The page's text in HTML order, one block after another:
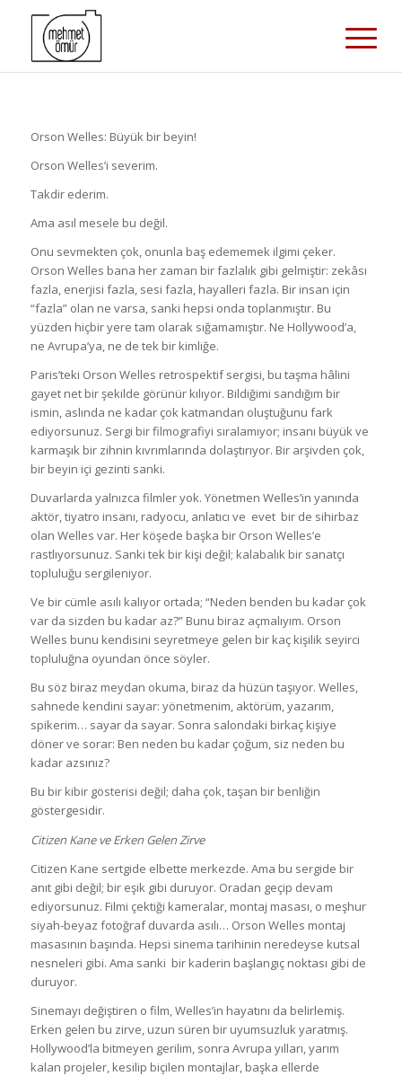
Orson Welles: Büyük bir beyin!
Orson Welles’i severim.
Takdir ederim.
Ama asıl mesele bu değil.
Onu sevmekten çok, onunla baş edememek ilgimi çeker.
Orson Welles bana her zaman bir fazlalık gibi gelmiştir: zekâsı
fazla, enerjisi fazla, sesi fazla, hayalleri fazla. Bir insan için
“fazla” olan ne varsa, sanki hepsi onda toplanmıştır. Bu
yüzden hiçbir yere tam olarak sığamamıştır. Ne Hollywood’a,
ne Avrupa’ya, ne de tek bir kimliğe.
Paris’teki Orson Welles retrospektif sergisi, bu taşma hâlini
gayet net bir şekilde görünür kılıyor. Bildiğimi sandığım bir
ismin, aslında ne kadar çok katmandan oluştuğunu fark
ediyorsunuz. Sergi bir filmografiyi sıralamıyor; insanı büyük ve
karmaşık bir zihnin kıvrımlarında dolaştırıyor. Bir arşivden çok,
bir beyin içi gezinti sanki.
Duvarlarda yalnızca filmler yok. Yönetmen Welles’in yanında
aktör, tiyatro insanı, radyocu, anlatıcı ve evet bir de sihirbaz
olan Welles var. Her köşede başka bir Orson Welles’e
rastlıyorsunuz. Sanki tek bir kişi değil; kalabalık bir sanatçı
topluluğu sergileniyor.
Ve bir cümle asılı kalıyor ortada; “Neden benden bu kadar çok
var da sizden bu kadar az?” Bunu biraz açmalıyım. Orson
Welles bunu kendisini seyretmeye gelen bir kaç kişilik seyirci
topluluğna oyundan önce söyler.
Bu söz biraz meydan okuma, biraz da hüzün taşıyor. Welles,
sahnede kendini sayar: yönetmenim, aktörüm, yazarım,
spikerim… sayar da sayar. Sonra salondaki birkaç kişiye
döner ve sorar: Ben neden bu kadar çoğum, siz neden bu
kadar azsınız?
Bu bir kibir gösterisi değil; daha çok, taşan bir benliğin
göstergesidir.
Citizen Kane ve Erken Gelen Zirve
Citizen Kane sertgide elbette merkezde. Ama bu sergide bir
anıt gibi değil; bir eşik gibi duruyor. Oradan geçip devam
ediyorsunuz. Filmi çektiği kameralar, montaj masası, o meşhur
siyah-beyaz fotoğraf duvarda asılı… Orson Welles montaj
masasının başında. Hepsi sinema tarihinin neredeyse kutsal
nesneleri gibi. Ama sanki bir kaderin başlangıç noktası gibi de
duruyor.
Sinemayı değiştiren o film, Welles’in hayatını da belirlemiş.
Erken gelen bu zirve, uzun süren bir uyumsuzluk yaratmış.
Hollywood’la bitmeyen gerilim, sonra Avrupa yılları, yarım
kalan projeler, kesilip biçilen montajlar, başka ellerde